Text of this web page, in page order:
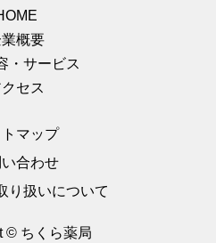
概要
・サービス
セス
マップ
合わせ
り扱いについて
© ちくら薬局